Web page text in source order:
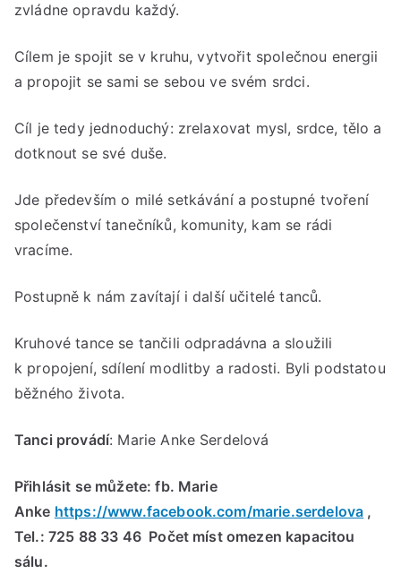
zvládne opravdu každý.
Cílem je spojit se v kruhu, vytvořit společnou energii
a propojit se sami se sebou ve svém srdci.
Cíl je tedy jednoduchý: zrelaxovat mysl, srdce, tělo a
dotknout se své duše.
Jde především o milé setkávání a postupné tvoření
společenství tanečníků, komunity, kam se rádi
vracíme.
Postupně k nám zavítají i další učitelé tanců.
Kruhové tance se tančili odpradávna a sloužili
k propojení, sdílení modlitby a radosti. Byli podstatou
běžného života.
Tanci provádí: Marie Anke Serdelová
Přihlásit se můžete: fb. Marie
Anke https://www.facebook.com/marie.serdelova ,
Tel.: 725 88 33 46 Počet míst omezen kapacitou
sálu.